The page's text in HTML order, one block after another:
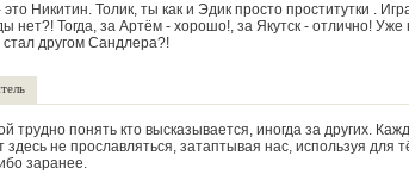
Никитин. Толик, ты как и Эдик просто проститутки .
нет?! Тогда, за Артём - хорошо!, за Якутск - отлично! Уже
другом Сандлера?!
трудно понять кто высказывается, иногда за других.
не прославляться, затаптывая нас, используя для
заранее.